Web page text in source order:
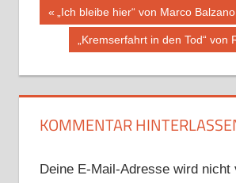
Beitragsnavigation
Vorheriger
Beitrag:
„Ich bleibe hier“ von Marco Balzano
Nächster
„Kremserfahrt in den Tod“ von
KOMMENTAR
Deine E-Mail-Adresse wird nicht